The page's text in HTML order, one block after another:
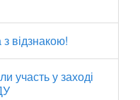
відзнакою!
участь у заході